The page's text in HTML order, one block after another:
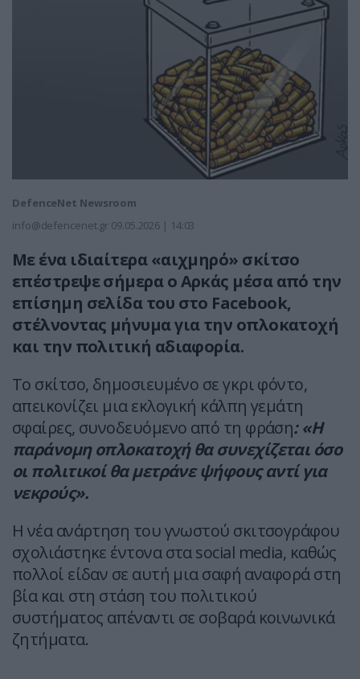
DefenceNet Newsroom
info@defencenet.gr 09.05.2026 | 14:03
Με ένα ιδιαίτερα «αιχμηρό» σκίτσο
επέστρεψε σήμερα ο Αρκάς μέσα από την
επίσημη σελίδα του στο Facebook,
στέλνοντας μήνυμα για την οπλοκατοχή
και την πολιτική αδιαφορία.
Το σκίτσο, δημοσιευμένο σε γκρι φόντο,
απεικονίζει μια εκλογική κάλπη γεμάτη
σφαίρες, συνοδευόμενο από τη φράση: «Η
παράνομη οπλοκατοχή θα συνεχίζεται όσο
οι πολιτικοί θα μετράνε ψήφους αντί για
νεκρούς».
Η νέα ανάρτηση του γνωστού σκιτσογράφου
σχολιάστηκε έντονα στα social media, καθώς
πολλοί είδαν σε αυτή μια σαφή αναφορά στη
βία και στη στάση του πολιτικού
συστήματος απέναντι σε σοβαρά κοινωνικά
ζητήματα.